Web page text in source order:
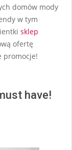
domów mody
w tym
sklep
ofertę
promocje!
have!